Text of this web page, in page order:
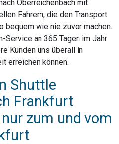
Oberreichenbach mit
Fahrern, die den Transport
bequem wie nie zuvor machen.
Service an 365 Tagen im Jahr
Kunden uns überall in
erreichen können.
Shuttle
Frankfurt
zum und vom